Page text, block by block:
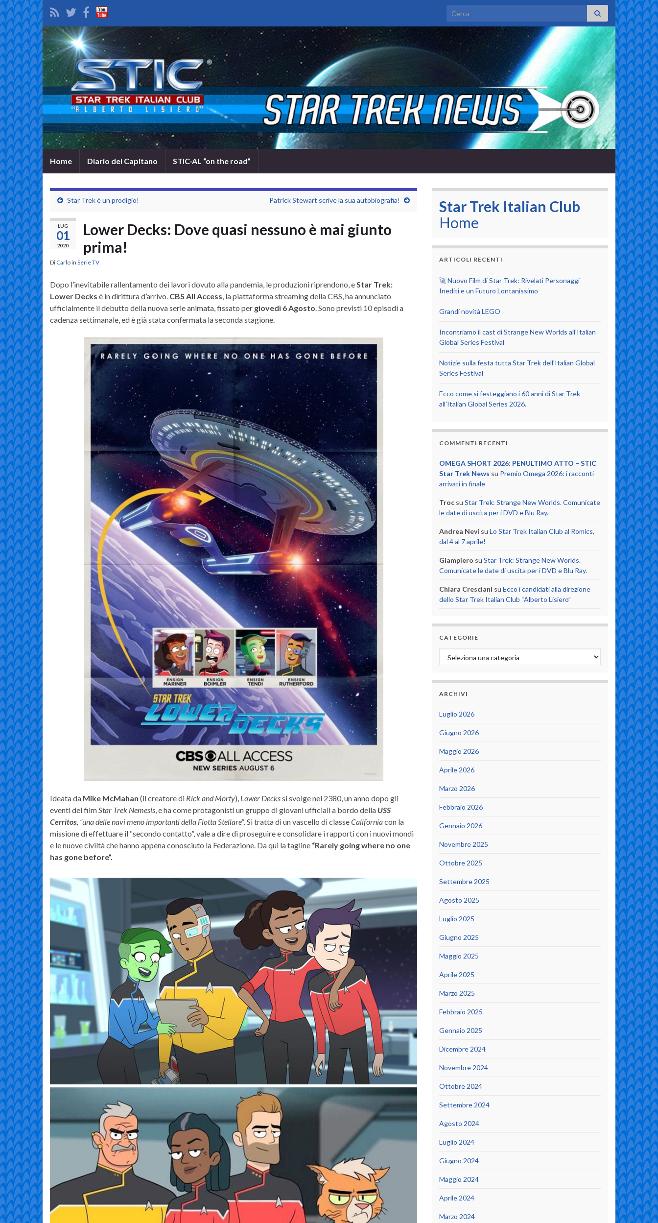
Search for:
Home Diario del Capitano STIC-AL “on the road”
Star Trek è un prodigio! Patrick Stewart scrive la sua autobiografia!
LUG
01
2020
Lower Decks: Dove quasi nessuno è mai giunto
prima!
Di Carloin Serie TV
Dopo l’inevitabile rallentamento dei lavori dovuto alla pandemia, le produzioni riprendono, eStar Trek:
Lower Decks è in dirittura d’arrivo. CBS All Access, la piattaforma streaming della CBS, ha annunciato
ufficialmente il debutto della nuova serie animata, fissato per giovedì 6 Agosto. Sono previsti 10 episodi a
cadenza settimanale, ed è già stata confermata la seconda stagione.
Ideata da Mike McMahan (il creatore di Rick and Morty), Lower Deckssi svolge nel 2380, un anno dopo gli
eventi del filmStar Trek Nemesis, e ha come protagonisti un gruppo di giovani ufficiali a bordo della USS
Cerritos, “una delle navi meno importanti della Flotta Stellare”. Si tratta di un vascello di classeCaliforniacon la
missione di effettuare il “secondo contatto”, vale a dire di proseguire e consolidare i rapporti con i nuovi mondi
e le nuove civiltà che hanno appena conosciuto la Federazione. Da qui la tagline “Rarely going where no one
has gone before”.
Star Trek Italian Club
Home
ARTICOLI RECENTI
🚀 Nuovo Film di Star Trek: Rivelati Personaggi
Inediti e un Futuro Lontanissimo
Grandi novità LEGO
Incontriamo il cast di Strange New Worlds all’Italian
Global Series Festival
Notizie sulla festa tutta Star Trek dell’Italian Global
Series Festival
Ecco come si festeggiano i 60 anni di Star Trek
all’Italian Global Series 2026.
COMMENTI RECENTI
OMEGA SHORT 2026: PENULTIMO ATTO – STIC
Star Trek News su Premio Omega 2026: i racconti
arrivati in finale
Troc su Star Trek: Strange New Worlds. Comunicate
le date di uscita per i DVD e Blu Ray.
Andrea Nevi su Lo Star Trek Italian Club al Romics,
dal 4 al 7 aprile!
Giampiero su Star Trek: Strange New Worlds.
Comunicate le date di uscita per i DVD e Blu Ray.
Chiara Cresciani su Ecco i candidati alla direzione
dello Star Trek Italian Club “Alberto Lisiero”
CATEGORIE
Categorie
ARCHIVI
Luglio 2026
Giugno 2026
Maggio 2026
Aprile 2026
Marzo 2026
Febbraio 2026
Gennaio 2026
Novembre 2025
Ottobre 2025
Settembre 2025
Agosto 2025
Luglio 2025
Giugno 2025
Maggio 2025
Aprile 2025
Marzo 2025
Febbraio 2025
Gennaio 2025
Dicembre 2024
Novembre 2024
Ottobre 2024
Settembre 2024
Agosto 2024
Luglio 2024
Giugno 2024
Maggio 2024
Aprile 2024
Marzo 2024